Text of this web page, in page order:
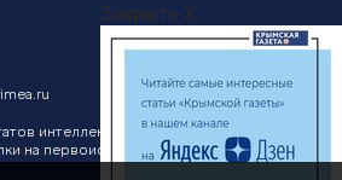
Закрыть X
интеллектуальной
на первоисточник в виде